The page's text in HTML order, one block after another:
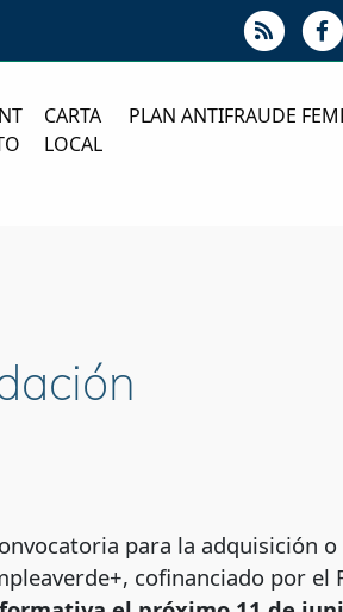
CARTA
LOCAL
PLAN ANTIFRAUDE
para la adquisición o
cofinanciado por el